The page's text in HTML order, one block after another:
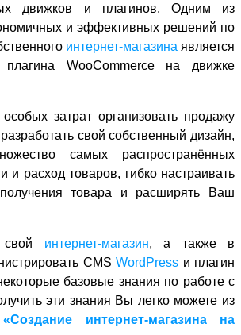
движков и плагинов. Одним из
и эффективных решений по
интернет-магазина является
плагина WooCommerce на движке
затрат организовать продажу
свой собственный дизайн,
самых распространённых
и расход товаров, гибко настраивать
товара и расширять Ваш
свой интернет-магазин, а также в
CMS WordPress и плагин
базовые знания по работе с
эти знания Вы легко можете из
«Создание интернет-магазина на